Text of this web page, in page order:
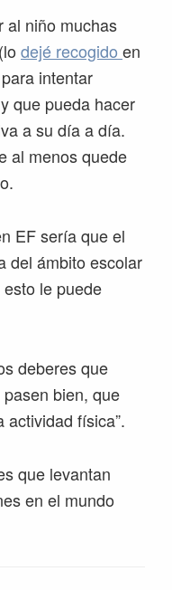
al niño muchas
dejé recogido en
intentar
que pueda hacer
a su día a día.
al menos quede
EF sería que el
del ámbito escolar
le puede
deberes que
bien, que
física”.
que levantan
en el mundo